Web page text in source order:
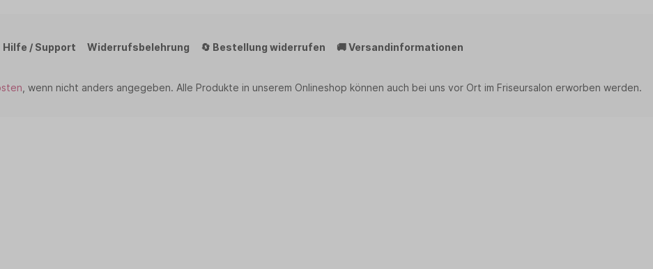
Hilfe / Support Widerrufsbelehrung 🔄 Bestellung widerrufen 🚚 Versandinformationen
, wenn nicht anders angegeben. Alle Produkte in unserem Onlineshop können auch bei uns vor Ort im Friseursalon erworben werden.